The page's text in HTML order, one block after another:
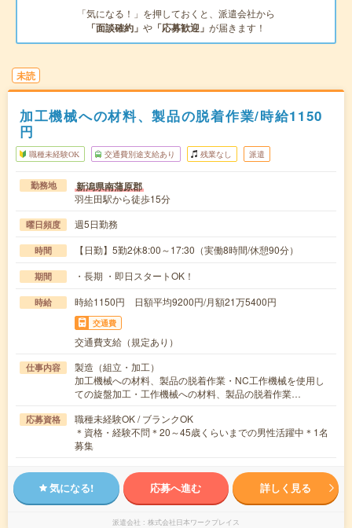
「気になる！」を押しておくと、派遣会社から
「面談確約」 や 「応募歓迎」 が届きます！
未読
加工機械への材料、製品の脱着作業/時給1150
円
職種未経験OK 交通費別途支給あり 残業なし 派遣
勤務地 新潟県南蒲原郡
羽生田駅から徒歩15分
曜日頻度 週5日勤務
時間 【日勤】5勤2休8:00～17:30（実働8時間/休憩90分）
期間 ・長期 ・即日スタートOK！
時給 時給1150円 日額平均9200円/月額21万5400円
交通費
交通費支給（規定あり）
仕事内容
製造（組立・加工）
加工機械への材料、製品の脱着作業・NC工作機械を使用し
ての旋盤加工・工作機械への材料、製品の脱着作業…
応募資格
職種未経験OK / ブランクOK
＊資格・経験不問＊20～45歳くらいまでの男性活躍中＊1名
募集
気になる! 応募へ進む 詳しく見る
派遣会社 株式会社日本ワークプレイス